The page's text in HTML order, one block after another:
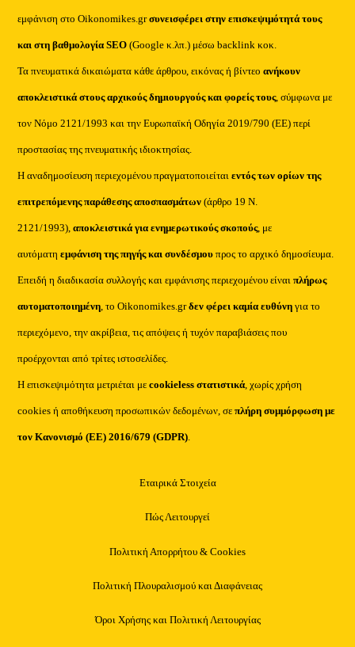
εμφάνιση στο Oikonomikes.grσυνεισφέρει στην επισκεψιμότητά τους
και στη βαθμολογία SEO (Google κ.λπ.) μέσω backlink κοκ.
Τα πνευματικά δικαιώματα κάθε άρθρου, εικόνας ή βίντεοανήκουν
αποκλειστικά στους αρχικούς δημιουργούς και φορείς τους, σύμφωνα με
τον Νόμο 2121/1993 και την Ευρωπαϊκή Οδηγία 2019/790 (ΕΕ) περί
προστασίας της πνευματικής ιδιοκτησίας.
Η αναδημοσίευση περιεχομένου πραγματοποιείταιεντός των ορίων της
επιτρεπόμενης παράθεσης αποσπασμάτων (άρθρο 19 Ν.
2121/1993), αποκλειστικά για ενημερωτικούς σκοπούς, με
αυτόματηεμφάνιση της πηγής και συνδέσμου προς το αρχικό δημοσίευμα.
Επειδή η διαδικασία συλλογής και εμφάνισης περιεχομένου είναιπλήρως
αυτοματοποιημένη, το Oikonomikes.grδεν φέρει καμία ευθύνη για το
περιεχόμενο, την ακρίβεια, τις απόψεις ή τυχόν παραβιάσεις που
προέρχονται από τρίτες ιστοσελίδες.
Η επισκεψιμότητα μετριέται μεcookieless στατιστικά, χωρίς χρήση
cookies ή αποθήκευση προσωπικών δεδομένων, σεπλήρη συμμόρφωση με
τον Κανονισμό (ΕΕ) 2016/679 (GDPR).
Εταιρικά Στοιχεία
Πώς Λειτουργεί
Πολιτική Απορρήτου & Cookies
Πολιτική Πλουραλισμού και Διαφάνειας
Όροι Χρήσης και Πολιτική Λειτουργίας